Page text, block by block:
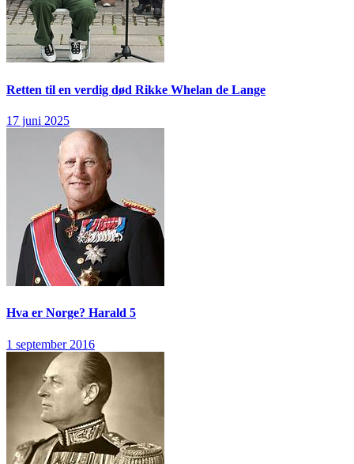
Retten til en verdig død Rikke Whelan de Lange
17 juni 2025
Hva er Norge? Harald 5
1 september 2016